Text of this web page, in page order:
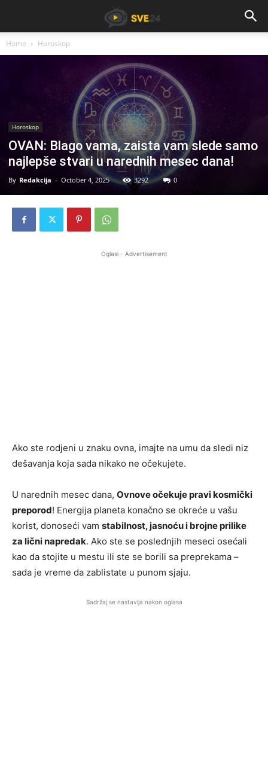
Home Horoskop
Horoskop
OVAN: Blago vama, zaista vam slede samo
najlepše stvari u narednih mesec dana!
By Redakcija - October 4, 2025 3292 0
Oglasi - Advertisement
Ako ste rodjeni u znaku ovna, imajte na umu da sledi niz
dešavanja koja sada nikako ne očekujete.
U narednih mesec dana, Ovnove očekuje pravi kosmički
preporod! Energija planeta konačno se okreće u vašu
korist, donoseći vam stabilnost, jasnoću i brojne prilike
za lični napredak. Ako ste se poslednjih meseci osećali
kao da stojite u mestu ili ste se borili sa preprekama –
sada je vreme da zablistate u punom sjaju.
Sadržaj se nastavlja nakon oglasa